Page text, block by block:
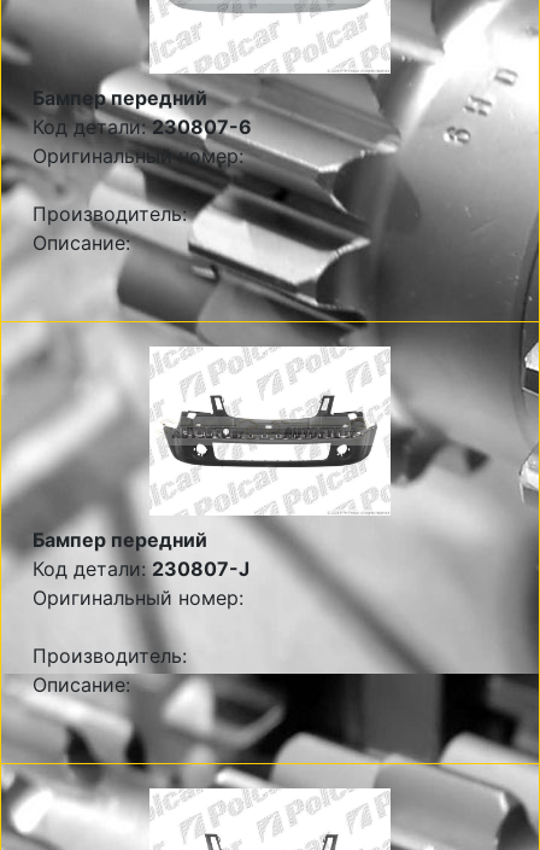
Бампер передний
Код детали:230807-6
Оригинальный номер:
Производитель:
Описание:
Бампер передний
Код детали: 230807-J
Оригинальный номер:
Производитель:
Описание: